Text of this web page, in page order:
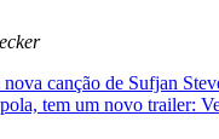
canção de Sufjan
tem um novo trailer: